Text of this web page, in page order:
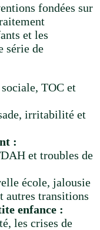
fondées sur
et les
série de
TOC et
irritabilité et
:
et troubles de
école, jalousie
autres transitions
enfance :
les crises de